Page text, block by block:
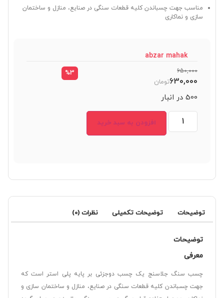
مناسب جهت چسباندن کلیه قطعات سنگی در صنایع، منازل و ساختمان
سازی و نماکاری
abzar mahak
650,000
630,000تومان
%3
500 در انبار
افزودن به سبد خرید
توضیحات توضیحات تکمیلی نظرات (0)
توضیحات
معرفی
چسب سنگ جلاسنج یک چسب دوجزئی بر پایه پلی استر است که
جهت چسباندن کلیه قطعات سنگی در صنایع، منازل و ساختمان سازی و